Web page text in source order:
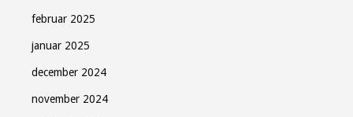
februar 2025
januar 2025
december 2024
november 2024